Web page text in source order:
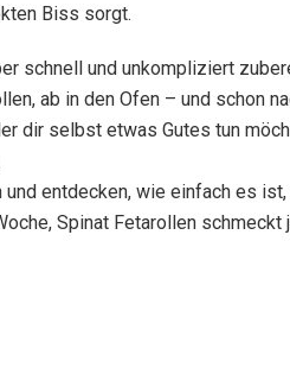
Biss sorgt.
schnell und unkompliziert
ab in den Ofen – und schon
dir selbst etwas Gutes tun
entdecken, wie einfach es
Spinat Fetarollen schmeckt